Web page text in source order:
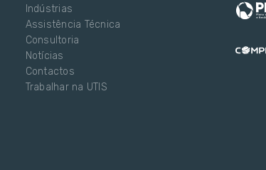
Indústrias
Assistência Técnica
Consultoria
Notícias
Contactos
Trabalhar na UTIS